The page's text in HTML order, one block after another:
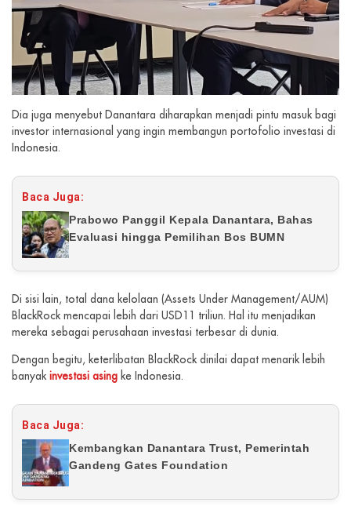
Dia juga menyebut Danantara diharapkan menjadi pintu masuk bagi
investor internasional yang ingin membangun portofolio investasi di
Indonesia.
Baca Juga:
Prabowo Panggil Kepala Danantara, Bahas
Evaluasi hingga Pemilihan Bos BUMN
Di sisi lain, total dana kelolaan (Assets Under Management/AUM)
BlackRock mencapai lebih dari USD11 triliun. Hal itu menjadikan
mereka sebagai perusahaan investasi terbesar di dunia.
Dengan begitu, keterlibatan BlackRock dinilai dapat menarik lebih
banyakinvestasi asing ke Indonesia.
Baca Juga:
Kembangkan Danantara Trust, Pemerintah
Gandeng Gates Foundation